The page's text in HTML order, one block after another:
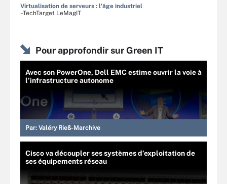
Virtualisation de serveurs : l'âge industriel
–TechTarget LeMagIT
Pour approfondir sur Green IT
Avec son PowerOne, Dell EMC estime ouvrir la voie à
l’infrastructure autonome
Par: Valéry Rieß-Marchive
Cisco va découpler ses systèmes d’exploitation de
ses équipements réseau